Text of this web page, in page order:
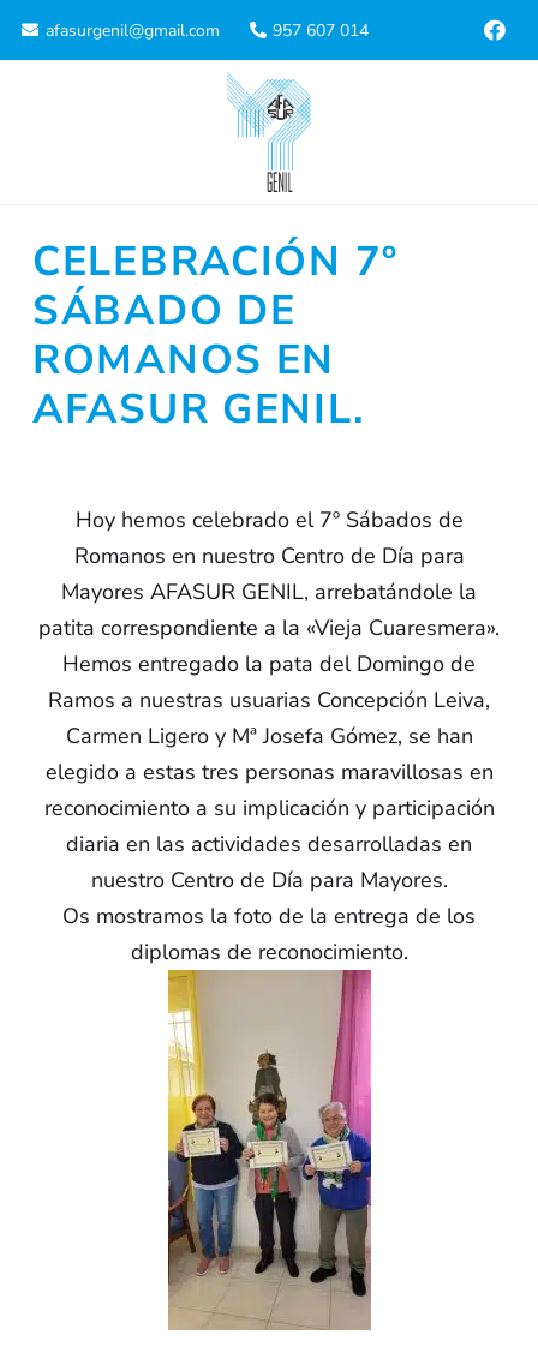
afasurgenil@gmail.com 957 607 014
CELEBRACIÓN 7º
SÁBADO DE
ROMANOS EN
AFASUR GENIL.
Hoy hemos celebrado el 7º Sábados de
Romanos en nuestro Centro de Día para
Mayores AFASUR GENIL, arrebatándole la
patita correspondiente a la «Vieja Cuaresmera».
Hemos entregado la pata del Domingo de
Ramos a nuestras usuarias Concepción Leiva,
Carmen Ligero y Mª Josefa Gómez, se han
elegido a estas tres personas maravillosas en
reconocimiento a su implicación y participación
diaria en las actividades desarrolladas en
nuestro Centro de Día para Mayores.
Os mostramos la foto de la entrega de los
diplomas de reconocimiento.